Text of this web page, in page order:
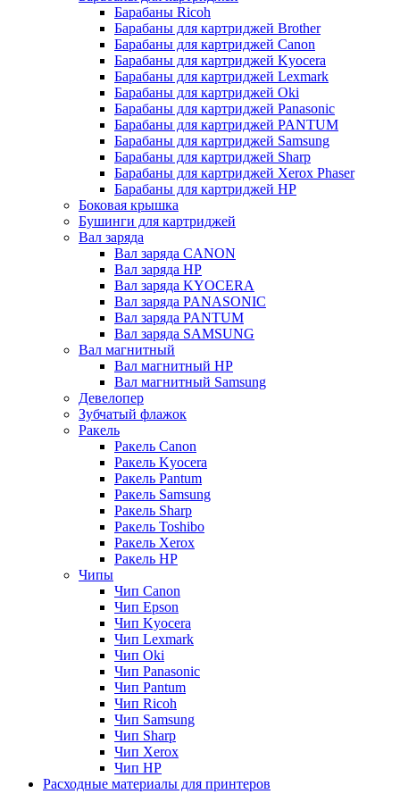
Барабаны Ricoh
Барабаны для картриджей Brother
Барабаны для картриджей Canon
Барабаны для картриджей Kyocera
Барабаны для картриджей Lexmark
Барабаны для картриджей Oki
Барабаны для картриджей Panasonic
Барабаны для картриджей PANTUM
Барабаны для картриджей Samsung
Барабаны для картриджей Sharp
Барабаны для картриджей Xerox Phaser
Барабаны для картриджей НР
Боковая крышка
Бушинги для картриджей
Вал заряда
Вал заряда CANON
Вал заряда HP
Вал заряда KYOCERA
Вал заряда PANASONIC
Вал заряда PANTUM
Вал заряда SAMSUNG
Вал магнитный
Вал магнитный HP
Вал магнитный Samsung
Девелопер
Зубчатый флажок
Ракель
Ракель Canon
Ракель Kyocera
Ракель Pantum
Ракель Samsung
Ракель Sharp
Ракель Toshibo
Ракель Xerox
Ракель НР
Чипы
Чип Canon
Чип Epson
Чип Kyocera
Чип Lexmark
Чип Oki
Чип Panasonic
Чип Pantum
Чип Ricoh
Чип Samsung
Чип Sharp
Чип Xerox
Чип НР
Расходные материалы для принтеров